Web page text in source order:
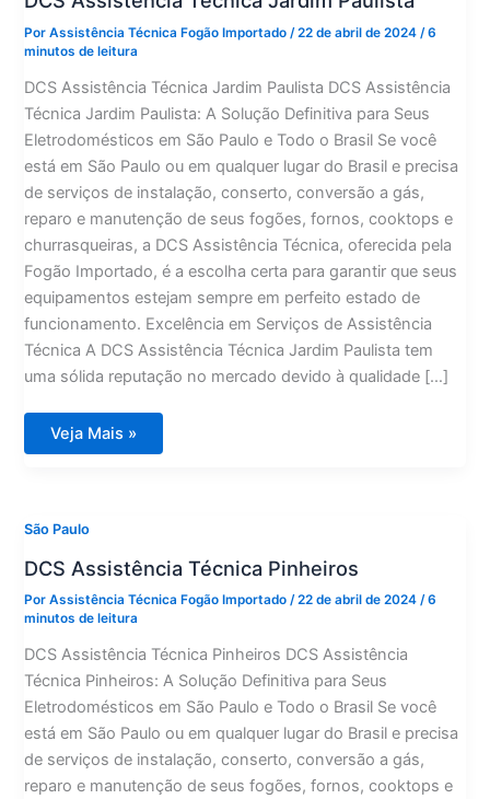
PorAssistência Técnica Fogão Importado /22 de abril de 2024 /6
minutos de leitura
DCS Assistência Técnica Jardim Paulista DCS Assistência
Técnica Jardim Paulista: A Solução Definitiva para Seus
Eletrodomésticos em São Paulo e Todo o Brasil Se você
está em São Paulo ou em qualquer lugar do Brasil e precisa
de serviços de instalação, conserto, conversão a gás,
reparo e manutenção de seus fogões, fornos, cooktops e
churrasqueiras, a DCS Assistência Técnica, oferecida pela
Fogão Importado, é a escolha certa para garantir que seus
equipamentos estejam sempre em perfeito estado de
funcionamento. Excelência em Serviços de Assistência
Técnica A DCS Assistência Técnica Jardim Paulista tem
uma sólida reputação no mercado devido à qualidade […]
DCS
Assistência
Veja Mais »
São Paulo
DCS Assistência Técnica Pinheiros
PorAssistência Técnica Fogão Importado/22 de abril de 2024/6
minutos de leitura
DCS Assistência Técnica Pinheiros DCS Assistência
Técnica Pinheiros: A Solução Definitiva para Seus
Eletrodomésticos em São Paulo e Todo o Brasil Se você
está em São Paulo ou em qualquer lugar do Brasil e precisa
de serviços de instalação, conserto, conversão a gás,
reparo e manutenção de seus fogões, fornos, cooktops e